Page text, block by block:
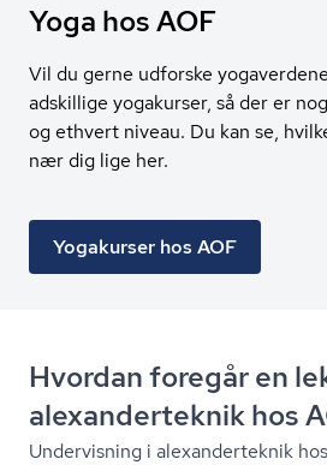
Yoga hos AOF
Vil du gerne udforske
adskillige yogakurser, så der er
og ethvert niveau. Du kan se,
nær dig lige her.
Yogakurser hos AOF
Hvordan foregår en
ale­xan­der­tek­nik hos
Undervisning i ale­xan­der­tek­nik